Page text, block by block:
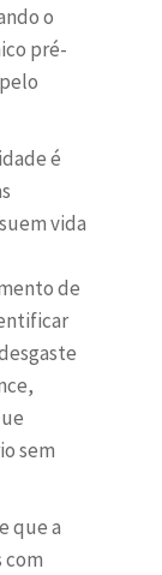
o
pré-
é
vida
de
sem
que a
com